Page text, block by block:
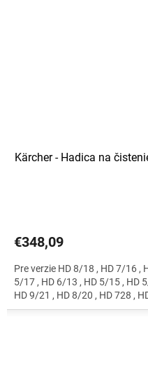
Kärcher - Hadica na
€348,09
Pre verzie HD 8/18 , HD 7/16 ,
5/17 , HD 6/13 , HD 5/15 , HD
HD 9/21 , HD 8/20 , HD 728 ,